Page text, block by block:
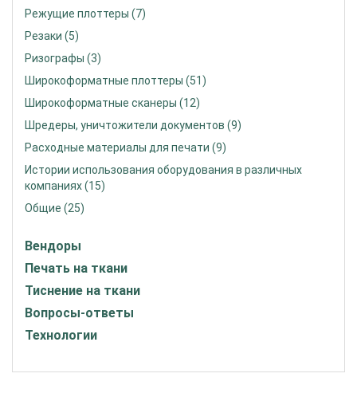
Режущие плоттеры (7)
Резаки (5)
Ризографы (3)
Широкоформатные плоттеры (51)
Широкоформатные сканеры (12)
Шредеры, уничтожители документов (9)
Расходные материалы для печати (9)
Истории использования оборудования в различных
компаниях (15)
Общие (25)
Вендоры
Печать на ткани
Тиснение на ткани
Вопросы-ответы
Технологии